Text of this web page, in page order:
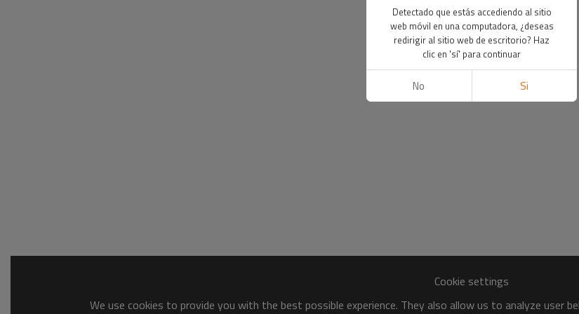
Cookie settings
We use cookies to provide you with the best possible experience. They also allow us to analyze user
Detectado que estás accediendo al sitio
web móvil en una computadora, ¿deseas
redirigir al sitio web de escritorio? Haz
clic en 'sí' para continuar
No Si